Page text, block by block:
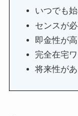
いつでも
センスが
即金性が
完全在宅
将来性が